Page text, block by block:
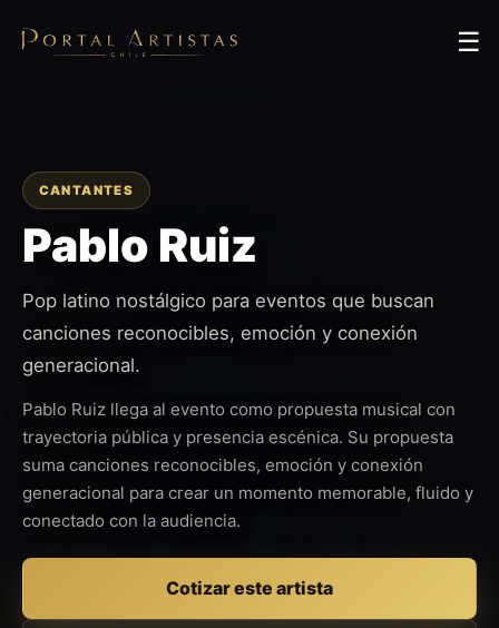
☰
CANTANTES
Pablo Ruiz
Pop latino nostálgico para eventos que buscan
canciones reconocibles, emoción y conexión
generacional.
Pablo Ruiz llega al evento como propuesta musical con
trayectoria pública y presencia escénica. Su propuesta
suma canciones reconocibles, emoción y conexión
generacional para crear un momento memorable, fluido y
conectado con la audiencia.
Cotizar este artista